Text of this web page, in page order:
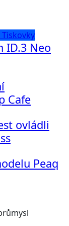
Tiskovky
ID.3 Neo
Cafe
ovládli
Peaq